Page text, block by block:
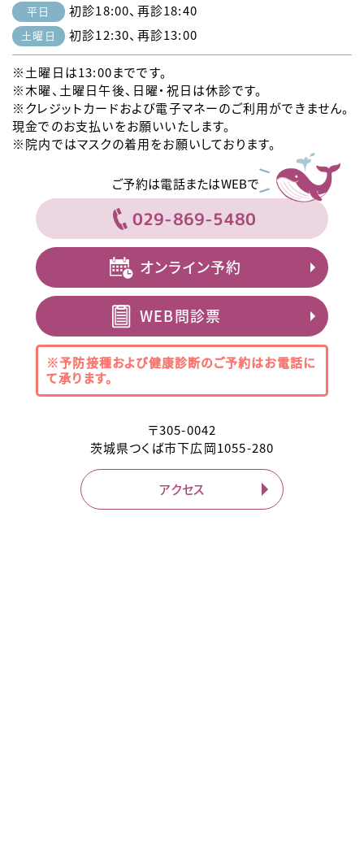
平日 初診18:00、再診18:40
土曜日 初診12:30、再診13:00
※土曜日は13:00までです。
※木曜、土曜日午後、日曜・祝日は休診です。
※クレジットカードおよび電子マネーのご利用ができません。
現金でのお支払いをお願いいたします。
※院内ではマスクの着用をお願いしております。
ご予約は電話またはWEBで
029-869-5480
オンライン予約
WEB問診票
※予防接種および健康診断のご予約はお電話に
て承ります。
〒305-0042
茨城県つくば市下広岡1055-280
アクセス